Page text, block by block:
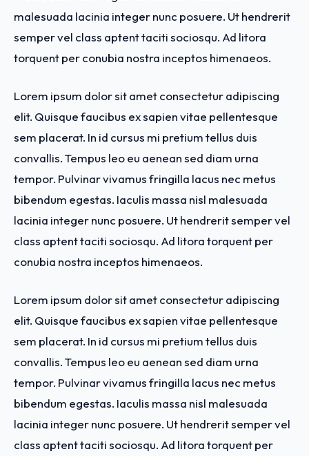
malesuada lacinia integer nunc posuere. Ut hendrerit
semper vel class aptent taciti sociosqu. Ad litora
torquent per conubia nostra inceptos himenaeos.
Lorem ipsum dolor sit amet consectetur adipiscing
elit. Quisque faucibus ex sapien vitae pellentesque
sem placerat. In id cursus mi pretium tellus duis
convallis. Tempus leo eu aenean sed diam urna
tempor. Pulvinar vivamus fringilla lacus nec metus
bibendum egestas. Iaculis massa nisl malesuada
lacinia integer nunc posuere. Ut hendrerit semper vel
class aptent taciti sociosqu. Ad litora torquent per
conubia nostra inceptos himenaeos.
Lorem ipsum dolor sit amet consectetur adipiscing
elit. Quisque faucibus ex sapien vitae pellentesque
sem placerat. In id cursus mi pretium tellus duis
convallis. Tempus leo eu aenean sed diam urna
tempor. Pulvinar vivamus fringilla lacus nec metus
bibendum egestas. Iaculis massa nisl malesuada
lacinia integer nunc posuere. Ut hendrerit semper vel
class aptent taciti sociosqu. Ad litora torquent per